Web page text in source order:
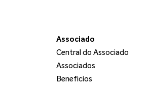
Associado
Central do Associado
Associados
Beneficios